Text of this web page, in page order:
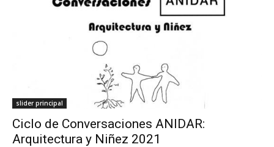
slider principal
Ciclo de Conversaciones ANIDAR:
Arquitectura y Niñez 2021